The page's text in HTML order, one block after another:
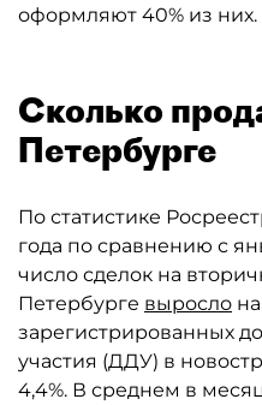
оформляют 40% из них.
Сколько
Петербурге
По статистике
года по сравнению с
число сделок на
Петербурге выросло
зарегистрированных
участия (ДДУ) в
4,4%. В среднем в